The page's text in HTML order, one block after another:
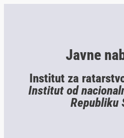
Javne
Institut za
Institut od
Republiku